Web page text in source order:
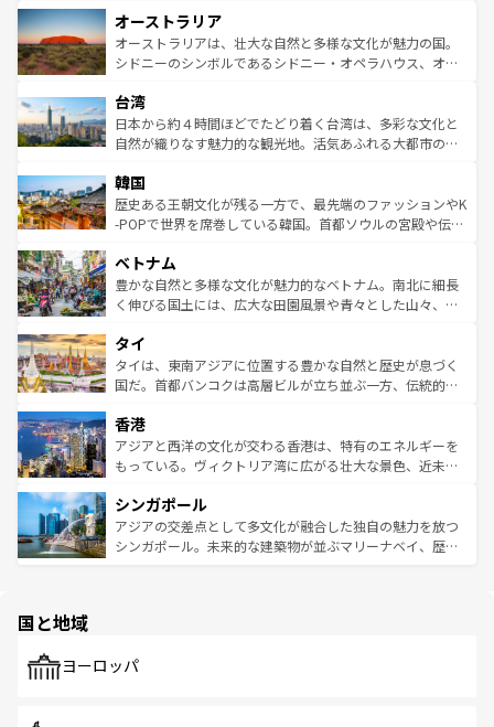
部のニューオーリンズでは、音楽と美食が融合した独特の
文化が魅力。旅行者はアメリカの各地域で異なる魅力を楽
しみながら、その多様性と豊かな歴史を感じることができ
ならではの贅沢な旅のスタイルだ。 なお、新着のアメリカ
情報はコンテンツ一覧を参照してほしい。
ワイ島は見逃せない。また、定番の観光地といえばオアフ
島だが、静かな自然を求めるならマウイ島やカウアイ島が
おすすめ。エメラルドグリーンに輝く海をはじめ、豊かな
れるおもてなしの心で訪れる人々を迎えてくれるハワイの
人々、おいしいローカルフードやハワイアンミュージッ
ク、伝統的なフラダンスなど、すべてがハワイの魅力を彩
ワイを、存分に味わってほしい。 なお、新着のハワイ情報
はコンテンツ一覧を参照してほしい。
オーストラリア
オーストラリアは、壮大な自然と多様な文化が魅力の国。
シドニーのシンボルであるシドニー・オペラハウス、オー
リアリーフや大陸中央部にそびえるウルル（エアーズロッ
ク）、タスマニアの美しい原生林やケアンズの熱帯雨林な
ど、見どころがたくさん。また、カフェやワイン、オージ
いる。アクティビティも充実しており、サーフィンやダイ
ビング、ハイキングなど、アウトドア好きにはたまらな
い。オーストラリアの多彩な魅力を存分に味わいつくそ
参照してほしい。
台湾
日本から約４時間ほどでたどり着く台湾は、多彩な文化と
自然が織りなす魅力的な観光地。活気あふれる大都市の台
ン）、静ひつな山岳地帯である台湾東部など、都市の喧騒
と山間の静けさが共存しており、訪れる人に新しい発見と
驚きをもたらしてくれる。また、奥深い台湾の食文化も魅
容にもいいと評判のスイーツなど、バラエティ豊かな料理
が味わえる。 なお、新着の台湾情報は コンテンツ一覧を参
照してほしい。
韓国
歴史ある王朝文化が残る一方で、最先端のファッションやK
-POPで世界を席巻している韓国。首都ソウルの宮殿や伝統
き、地方に足を延ばせば四季折々の自然美を楽しむことが
できる。そして、キムチや焼肉、絶品のストリートフード
まで、さまざまな韓国料理が待っている。夜には、韓国な
リティに包まれながら、韓国の多彩な魅力を心ゆくまで味
わってみてほしい。 なお、新着の韓国情報はコンテンツ一
覧を参照してほしい。
ベトナム
豊かな自然と多様な文化が魅力的なベトナム。南北に細長
く伸びる国土には、広大な田園風景や青々とした山々、世
急速な発展と共に伝統が息づく。ハノイの古い町並みやホ
ーチミン市のフランス統治時代の建物も、独特の雰囲気を
醸し出している。また、バラエティの豊かさとおいしさで
とつ。フォーやバインミー、ベトナムコーヒーなどは、ぜ
ひ現地で味わいたい。どの地域を訪れてもあたたかい人々
が旅行者を迎えてくれるので、きっと忘れられない旅にな
参照してほしい。
タイ
タイは、東南アジアに位置する豊かな自然と歴史が息づく
国だ。首都バンコクは高層ビルが立ち並ぶ一方、伝統的な
の活気が交差している。北部ではチェンマイなどの山岳地
帯で自然と触れ合い、南部ではプーケットやクラビの美し
いビーチでリゾート気分を楽しむことができる。タイ料理
激する。気候は一年中温暖で、どの季節にも異なる楽しみ
が待っている。親しみやすいタイの人々、仏教を中心とし
た文化、そして多様な観光資源が、訪れる旅人を魅了し続
香港
アジアと西洋の文化が交わる香港は、特有のエネルギーを
もっている。ヴィクトリア湾に広がる壮大な景色、近未来
み、どこを訪れても感動するはず。観光スポットが密集し
ており、効率よく見どころを回れるのも魅力。息をのむよ
うな絶景から文化的な体験まで、香港を存分に楽しみ尽く
シンガポール
アジアの交差点として多文化が融合した独自の魅力を放つ
シンガポール。未来的な建築物が並ぶマリーナベイ、歴史
で、ホーカーズは地元の風情を楽しめる外せないスポット
国と地域
ヨーロッパ